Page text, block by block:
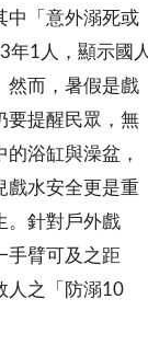
中「意外溺死或
年1人，顯示國
然而，暑假是戲
要提醒民眾，無
浴缸與澡盆，
戲水安全更是重
。針對戶外戲
手臂可及之距
人之「防溺10